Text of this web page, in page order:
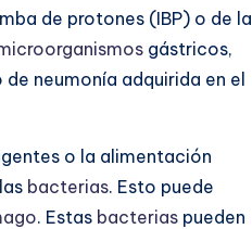
de protones (IBP) o de la
gástricos,
neumonía adquirida en el
o la alimentación
bacterias. Esto puede
. Estas bacterias pueden